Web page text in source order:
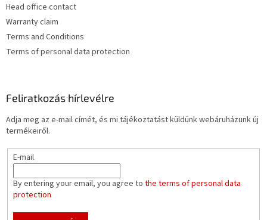
Head office contact
Warranty claim
Terms and Conditions
Terms of personal data protection
Feliratkozás hírlevélre
Adja meg az e-mail címét, és mi tájékoztatást küldünk webáruházunk új
termékeiről.
E-mail
By entering your email, you agree to the terms of personal data
protection